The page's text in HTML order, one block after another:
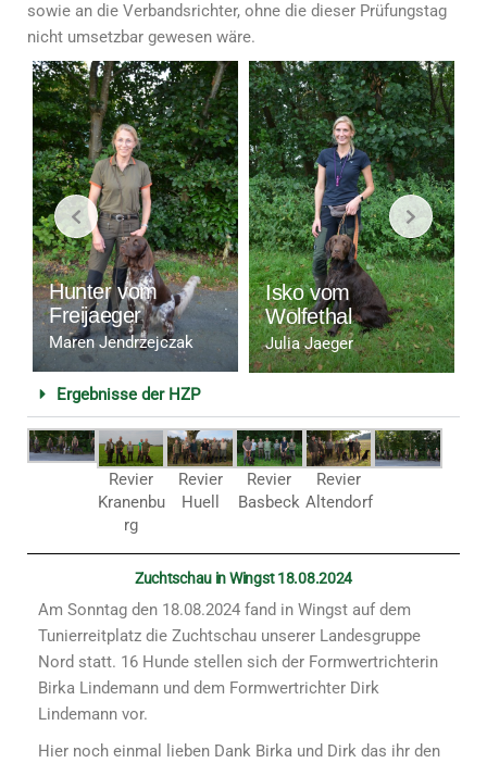
sowie an die Verbandsrichter, ohne die dieser Prüfungstag
nicht umsetzbar gewesen wäre.
Hunter vom
Freijaeger
Maren Jendrzejczak
Isko vom
Wolfethal
Julia Jaeger
Ergebnisse der HZP
Revier
Kranenbu
rg
Revier
Huell
Revier
Basbeck
Revier
Altendorf
Zuchtschau in Wingst 18.08.2024
Am Sonntag den 18.08.2024 fand in Wingst auf dem
Tunierreitplatz die Zuchtschau unserer Landesgruppe
Nord statt. 16 Hunde stellen sich der Formwertrichterin
Birka Lindemann und dem Formwertrichter Dirk
Lindemann vor.
Hier noch einmal lieben Dank Birka und Dirk das ihr den